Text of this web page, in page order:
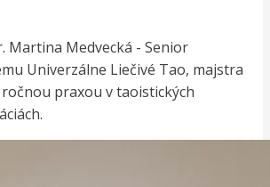
Martina Medvecká - Senior
Univerzálne Liečivé Tao, majstra
praxou v taoistických